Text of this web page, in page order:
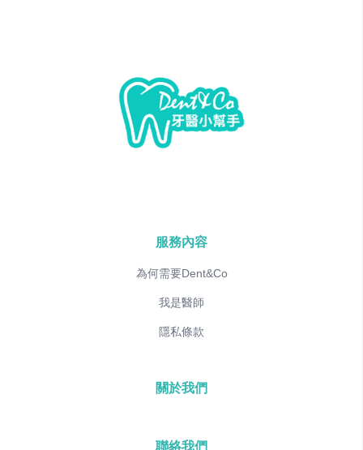
服務內容
為何需要Dent&Co
我是醫師
隱私條款
關於我們
聯絡我們